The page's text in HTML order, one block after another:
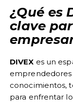
¿Qué es
clave
DIVEX es un
conocimientos,
para enfrentar